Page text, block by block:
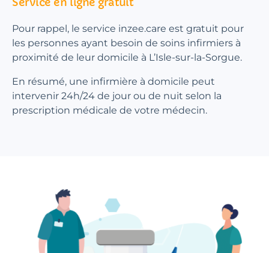
Pour rappel, le service inzee.care est gratuit pour
les personnes ayant besoin de soins infirmiers à
proximité de leur domicile à L’Isle-sur-la-Sorgue.
En résumé, une infirmière à domicile peut
intervenir 24h/24 de jour ou de nuit selon la
prescription médicale de votre médecin.